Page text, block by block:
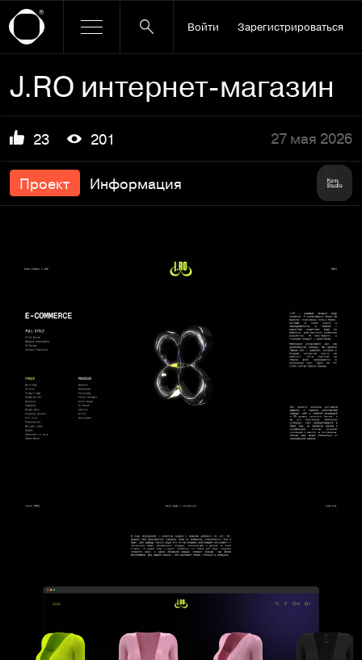
Войти Зарегистрироваться
J.RO интернет-магазин
23 201 27 мая 2026
Проект Информация